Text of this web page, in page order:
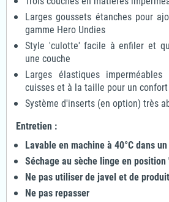
Larges goussets étanches pour
gamme Hero Undies
Style 'culotte' facile à enfiler et
une couche
Larges élastiques
cuisses et à la taille pour un
Système d'inserts (en option) très
Entretien :
Lavable en machine à 40°C dans
Séchage au sèche linge en
Ne pas utiliser de javel et de
Ne pas repasser